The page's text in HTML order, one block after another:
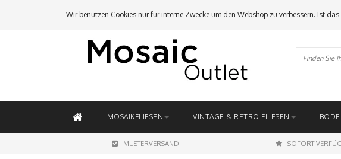
MOSAIKFLIESEN VINTAGE & RETRO FLIESEN
MUSTERVERSAND SOFORT
Wir benutzen Cookies nur für interne Zwecke um den Webshop zu verbessern. Ist